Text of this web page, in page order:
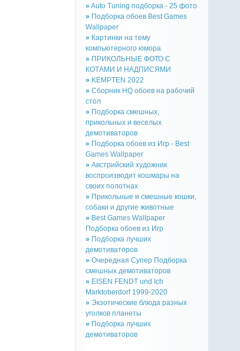
» Auto Tuning подборка - 25 фото
» Подборка обоев Best Games
Wallpaper
» Картинки на тему
компьютерного юмора
» ПРИКОЛЬНЫЕ ФОТО С
КОТАМИ И НАДПИСЯМИ
» KEMPTEN 2022
» Сборник HQ обоев на рабочий
стол
» Подборка смешных,
прикольных и веселых
демотиваторов
» Подборка обоев из Игр - Best
Games Wallpaper
» Австрийский художник
воспроизводит кошмары на
своих полотнах
» Прикольные и смешные кошки,
собаки и другие животные
» Best Games Wallpaper
Подборка обоев из Игр
» Подборка лучших
демотиваторов
» Очередная Супер Подборка
смешных демотиваторов
» EISEN FENDT und Ich
Marktoberdorf 1999-2020
» Экзотические блюда разных
уголков планеты
» Подборка лучших
демотиваторов